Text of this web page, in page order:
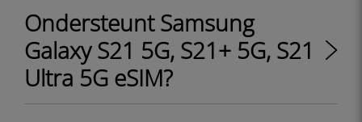
Ondersteunt Samsung
Galaxy S21 5G, S21+ 5G, S21
Ultra 5G eSIM?